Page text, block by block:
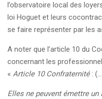
l’observatoire local des
loi Hoguet et leurs
se faire représenter par les
A noter que l’article 10 du
concernant les
« Article 10 Confraternité:
Elles ne peuvent émettre